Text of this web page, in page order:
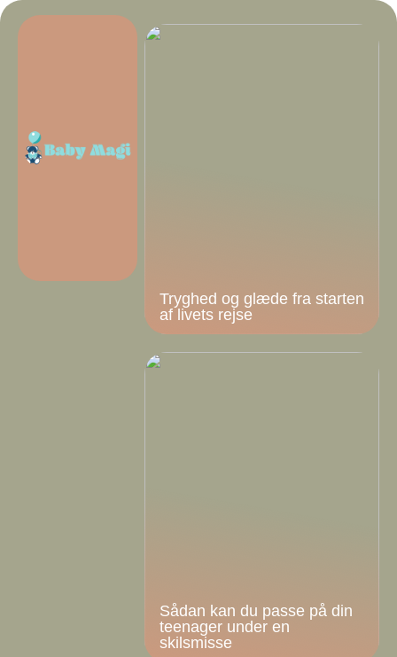
Tryghed og glæde fra starten
af livets rejse
Sådan kan du passe på din
teenager under en
skilsmisse